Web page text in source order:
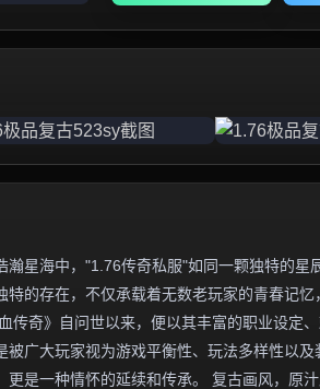
瀚星海中，"1.76传奇私服"如同一颗独特的
特的存在，不仅承载着无数老玩家的青春记
传奇》自问世以来，便以其丰富的职业设定
被广大玩家视为游戏平衡性、玩法多样性以
更是一种情怀的延续和传承。 复古画风，原